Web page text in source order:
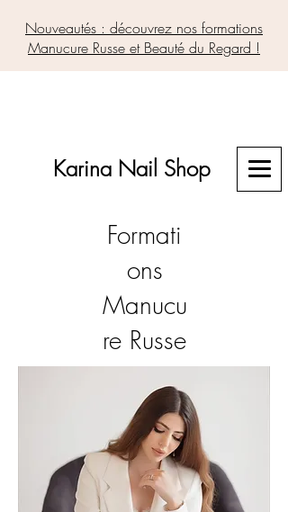
Karina Nail Shop
Nouveautés : découvrez nos formations
Manucure Russe et Beauté du Regard !
Formati
ons
Manucu
re Russe